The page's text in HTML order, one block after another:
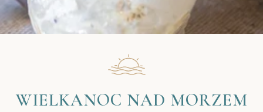
WIELKANOC NAD MORZEM